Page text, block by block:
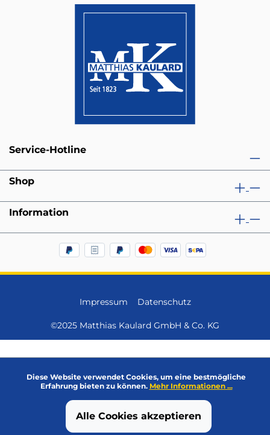
Service-Hotline
Shop
Information
Impressum Datenschutz
©2025 Matthias Kaulard GmbH & Co. KG
Diese Website verwendet Cookies, um eine bestmögliche
Erfahrung bieten zu können. Mehr Informationen ...
Alle Cookies akzeptieren